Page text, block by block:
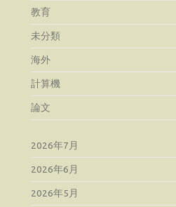
教育
未分類
海外
計算機
論文
2026年7月
2026年6月
2026年5月